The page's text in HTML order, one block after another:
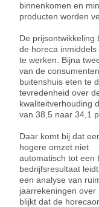
binnenkomen en
producten worden
De prijsontwikkeling
de horeca inmiddels
te werken. Bijna
van de
buitenshuis eten te
tevredenheid over
kwaliteitverhouding
van 38,5 naar 34,1
Daar komt bij dat
hogere omzet niet
automatisch tot een
bedrijfsresultaat
een analyse van
jaarrekeningen over
blijkt dat de